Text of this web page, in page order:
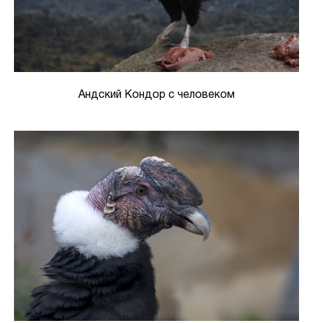
Андский Кондор с человеком